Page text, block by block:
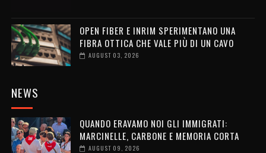
OPEN FIBER E INRIM SPERIMENTANO UNA
FIBRA OTTICA CHE VALE PIÙ DI UN CAVO
AUGUST 03, 2026
NEWS
QUANDO ERAVAMO NOI GLI IMMIGRATI:
MARCINELLE, CARBONE E MEMORIA CORTA
AUGUST 09, 2026